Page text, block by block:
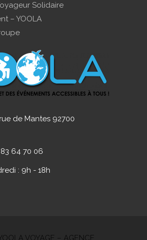
Solidaire
– YOOLA
de Mantes 92700
83 64 70 06
: 9h - 18h
VOYAGE – AGENCE